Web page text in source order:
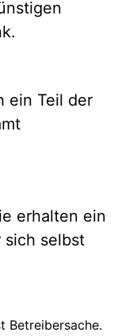
ein Teil der
erhalten ein
sich selbst
Betreibersache.